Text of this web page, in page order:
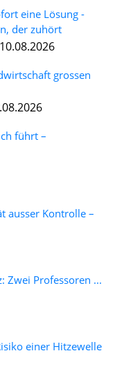
eine Lösung -
der zuhört
grossen
führt –
ausser Kontrolle –
Zwei Professoren ...
einer Hitzewelle